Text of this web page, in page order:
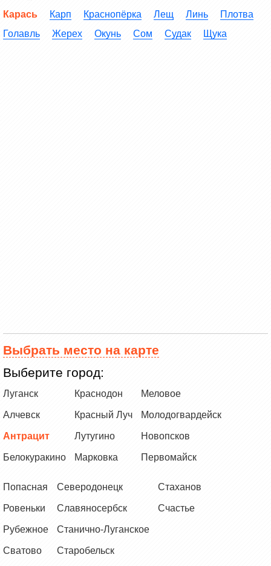
Карась Карп Краснопёрка Лещ Линь
Плотва
Голавль
Жерех Окунь Сом Судак Щука
Выбрать место на карте
Выберите город:
Луганск
Алчевск
Антрацит
Белокуракино
Краснодон
Красный Луч
Лутугино
Марковка
Меловое
Молодогвардейск
Новопсков
Первомайск
Попасная
Ровеньки
Рубежное
Сватово
Северодонецк
Славяносербск
Станично-Луганское
Старобельск
Стаханов
Счастье